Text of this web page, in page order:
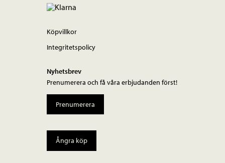
Köpvillkor
Integritetspolicy
Nyhetsbrev
Prenumerera och få våra erbjudanden först!
Prenumerera
Ångra köp